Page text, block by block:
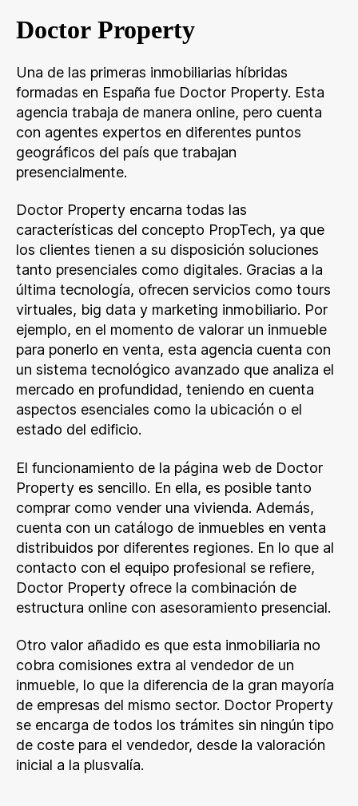
Doctor Property
Una de las primeras inmobiliarias híbridas
formadas en España fue Doctor Property. Esta
agencia trabaja de manera online, pero cuenta
con agentes expertos en diferentes puntos
geográficos del país que trabajan
presencialmente.
Doctor Property encarna todas las
características del concepto PropTech, ya que
los clientes tienen a su disposición soluciones
tanto presenciales como digitales. Gracias a la
última tecnología, ofrecen servicios como tours
virtuales, big data y marketing inmobiliario. Por
ejemplo, en el momento de valorar un inmueble
para ponerlo en venta, esta agencia cuenta con
un sistema tecnológico avanzado que analiza el
mercado en profundidad, teniendo en cuenta
aspectos esenciales como la ubicación o el
estado del edificio.
El funcionamiento de la página web de Doctor
Property es sencillo. En ella, es posible tanto
comprar como vender una vivienda. Además,
cuenta con un catálogo de inmuebles en venta
distribuidos por diferentes regiones. En lo que al
contacto con el equipo profesional se refiere,
Doctor Property ofrece la combinación de
estructura online con asesoramiento presencial.
Otro valor añadido es que esta inmobiliaria no
cobra comisiones extra al vendedor de un
inmueble, lo que la diferencia de la gran mayoría
de empresas del mismo sector. Doctor Property
se encarga de todos los trámites sin ningún tipo
de coste para el vendedor, desde la valoración
inicial a la plusvalía.